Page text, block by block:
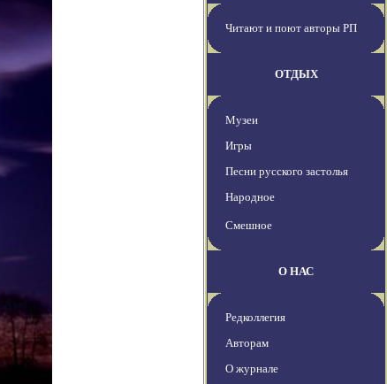
Читают и поют авторы РП
ОТДЫХ
Музеи
Игры
Песни русского застолья
Народное
Смешное
О НАС
Редколлегия
Авторам
О журнале